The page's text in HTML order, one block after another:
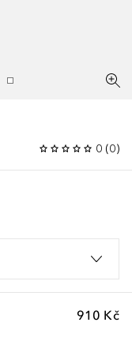
0 (0)
910 Kč